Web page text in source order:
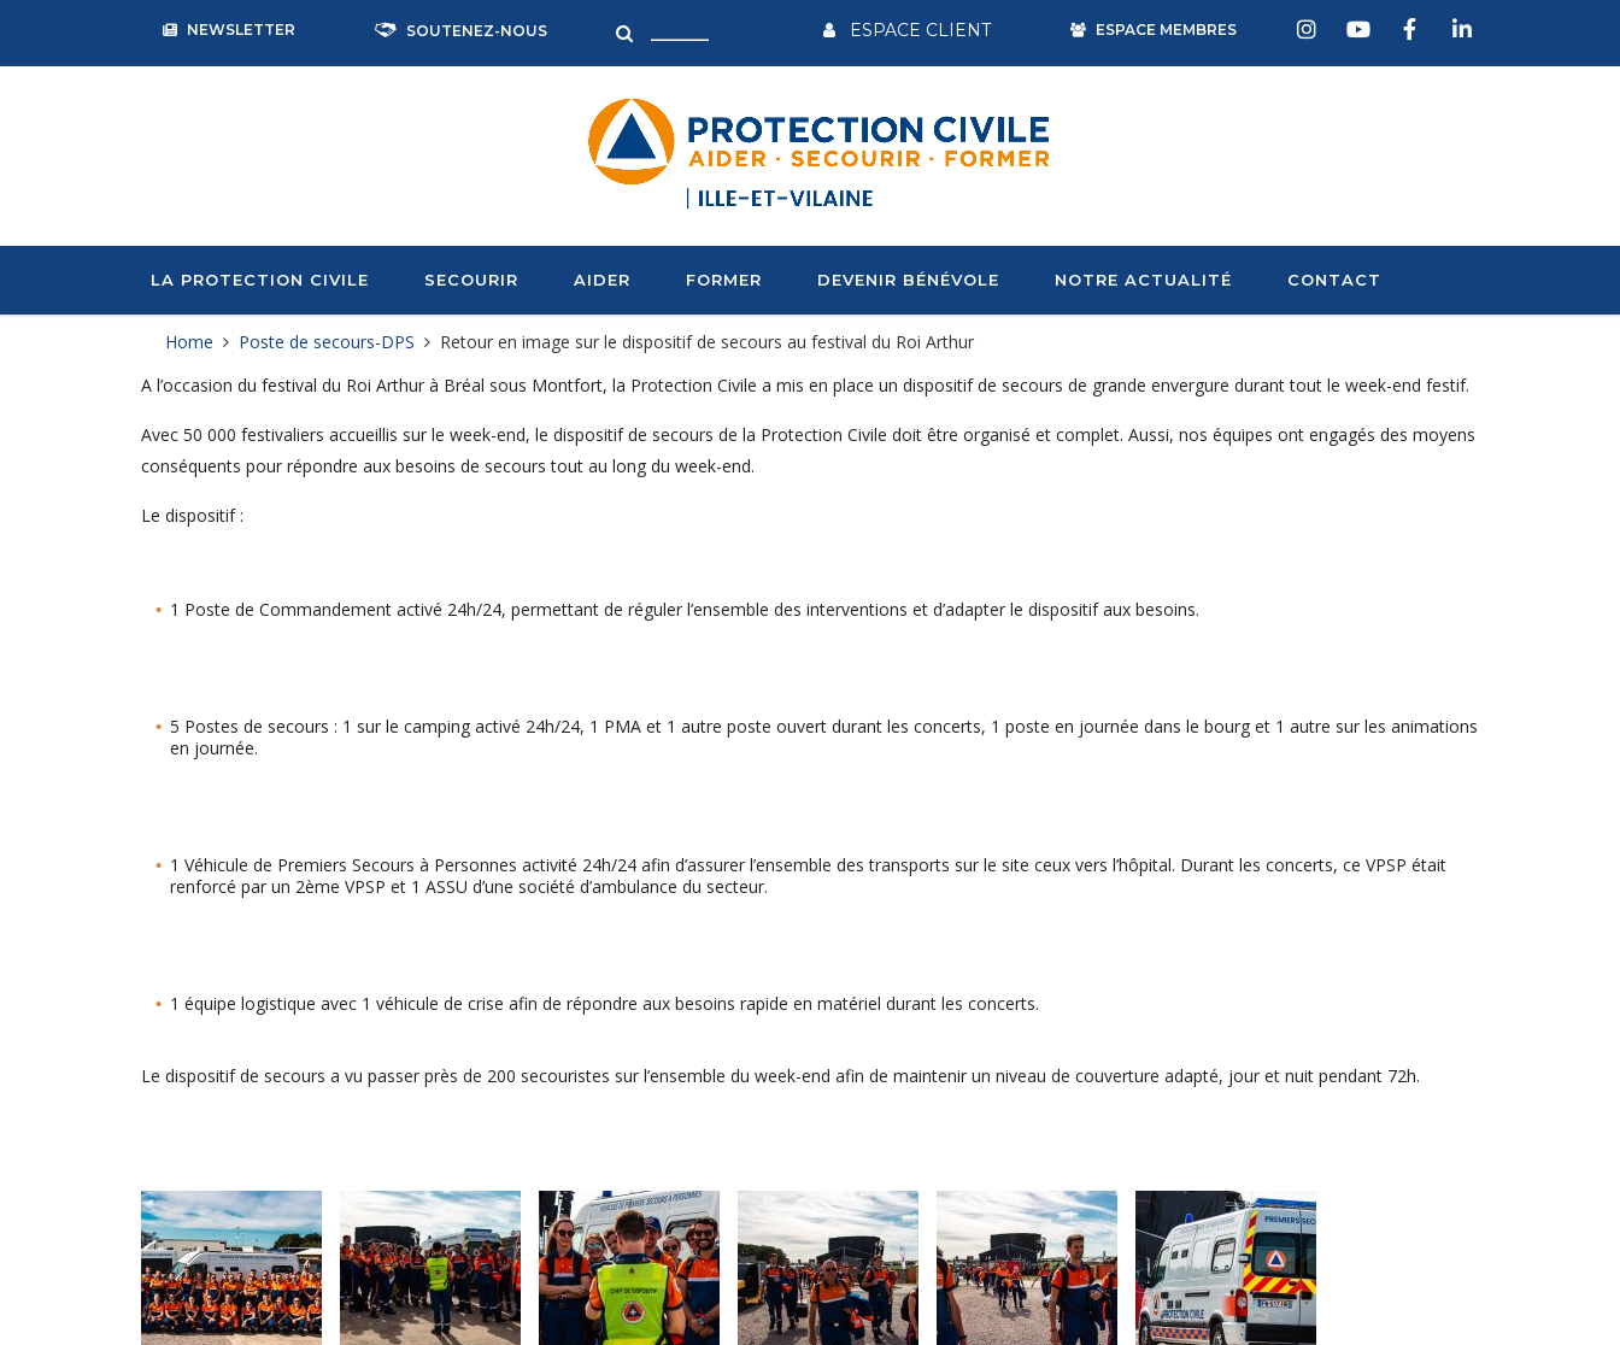
NEWSLETTER SOUTENEZ-NOUS ESPACE CLIENT ESPACE MEMBRES
LA PROTECTION CIVILE SECOURIR AIDER FORMER DEVENIR BÉNÉVOLE NOTRE ACTUALITÉ CONTACT
Home Poste de secours-DPS
Retour en image sur le dispositif de secours au festival du Roi Arthur
A l’occasion du festival du Roi Arthur à Bréal sous Montfort, la Protection Civile a mis en place un dispositif de secours de grande envergure durant tout le week-end festif.
Avec 50 000 festivaliers accueillis sur le week-end, le dispositif de secours de la Protection Civile doit être organisé et complet. Aussi, nos équipes ont engagés des moyens
conséquents pour répondre aux besoins de secours tout au long du week-end.
Le dispositif :
1 Poste de Commandement activé 24h/24, permettant de réguler l’ensemble des interventions et d’adapter le dispositif aux besoins.
5 Postes de secours : 1 sur le camping activé 24h/24, 1 PMA et 1 autre poste ouvert durant les concerts, 1 poste en journée dans le bourg et 1 autre sur les animations
en journée.
1 Véhicule de Premiers Secours à Personnes activité 24h/24 afin d’assurer l’ensemble des transports sur le site ceux vers l’hôpital. Durant les concerts, ce VPSP était
renforcé par un 2ème VPSP et 1 ASSU d’une société d’ambulance du secteur.
1 équipe logistique avec 1 véhicule de crise afin de répondre aux besoins rapide en matériel durant les concerts.
Le dispositif de secours a vu passer près de 200 secouristes sur l’ensemble du week-end afin de maintenir un niveau de couverture adapté, jour et nuit pendant 72h.